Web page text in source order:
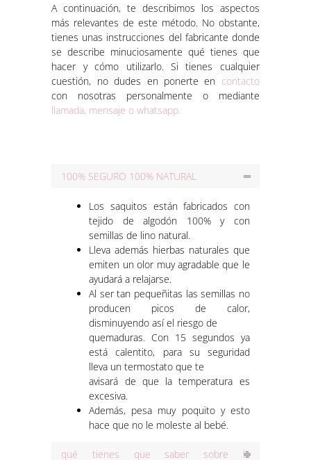
A continuación, te describimos los aspectos
más relevantes de este método. No obstante,
tienes unas instrucciones del fabricante donde
se describe minuciosamente qué tienes que
hacer y cómo utilizarlo. Si tienes cualquier
cuestión, no dudes en ponerte en contacto
con nosotras personalmente o mediante
llamada, mensaje o whatsapp.
100% SEGURO 100% NATURAL
Los saquitos están fabricados con
tejido de algodón 100% y con
semillas de lino natural.
Lleva además hierbas naturales que
emiten un olor muy agradable que le
ayudará a relajarse.
Al ser tan pequeñitas las semillas no
producen picos de calor,
disminuyendo así el riesgo de
quemaduras. Con 15 segundos ya
está calentito, para su seguridad
lleva un termostato que te
avisará de que la temperatura es
excesiva.
Además, pesa muy poquito y esto
hace que no le moleste al bebé.
qué tienes que saber sobre la